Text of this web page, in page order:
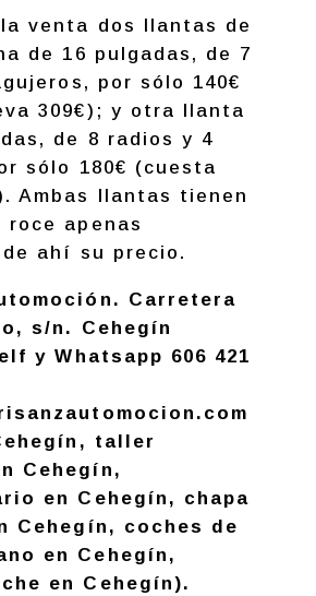
la venta dos llantas de
de 16 pulgadas, de 7
por sólo 140€
309€); y otra llanta
de 8 radios y 4
sólo 180€ (cuesta
Ambas llantas tienen
roce apenas
ahí su precio.
Carretera
s/n. Cehegín
y Whatsapp 606 421
taller
Cehegín,
en Cehegín, chapa
Cehegín, coches de
en Cehegín,
en Cehegín).